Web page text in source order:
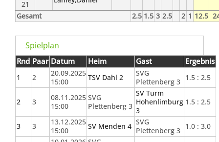
21
Gesamt
2.5 1.5 3 2.5 2 1 12.5
Spielplan
Rnd Paar Datum Heim Gast Ergebnis
1 2
20.09.2025
15:00
TSV Dahl 2
SVG
Plettenberg 3
1.5 : 2.5
2 3
08.11.2025
15:00
SVG
Plettenberg 3
SV Turm
Hohenlimburg
3
1.5 : 2.5
3 3
13.12.2025
15:00
SV Menden 4 SVG
Plettenberg 3
1.0 : 3.0